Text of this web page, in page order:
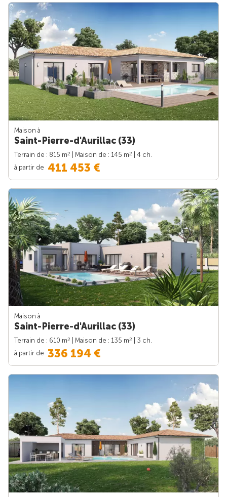
Maison à
Saint-Pierre-d'Aurillac (33)
Terrain de : 815 m2 | Maison de : 145 m2
| 4 ch.
à partir de 411 453 €
Maison à
Saint-Pierre-d'Aurillac (33)
Terrain de : 610 m2 | Maison de : 135 m2
| 3 ch.
à partir de 336 194 €